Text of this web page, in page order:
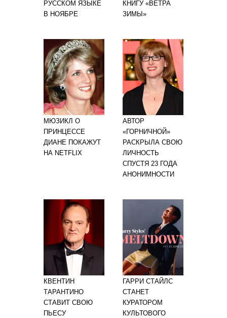
РУССКОМ ЯЗЫКЕ
В НОЯБРЕ
КНИГУ «ВЕТРА
ЗИМЫ»
МЮЗИКЛ О
ПРИНЦЕССЕ
ДИАНЕ ПОКАЖУТ
НА NETFLIX
АВТОР
«ГОРНИЧНОЙ»
РАСКРЫЛА СВОЮ
ЛИЧНОСТЬ
СПУСТЯ 23 ГОДА
АНОНИМНОСТИ
КВЕНТИН
ТАРАНТИНО
СТАВИТ СВОЮ
ПЬЕСУ
ГАРРИ СТАЙЛС
СТАНЕТ
КУРАТОРОМ
КУЛЬТОВОГО